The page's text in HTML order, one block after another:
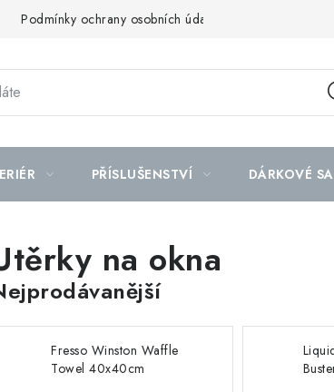
Podmínky ochrany osobních údajů
PŘÍSLUŠENSTVÍ DÁRKOVÉ
na okna
Fresso Winston Waffle
Towel 40x40cm